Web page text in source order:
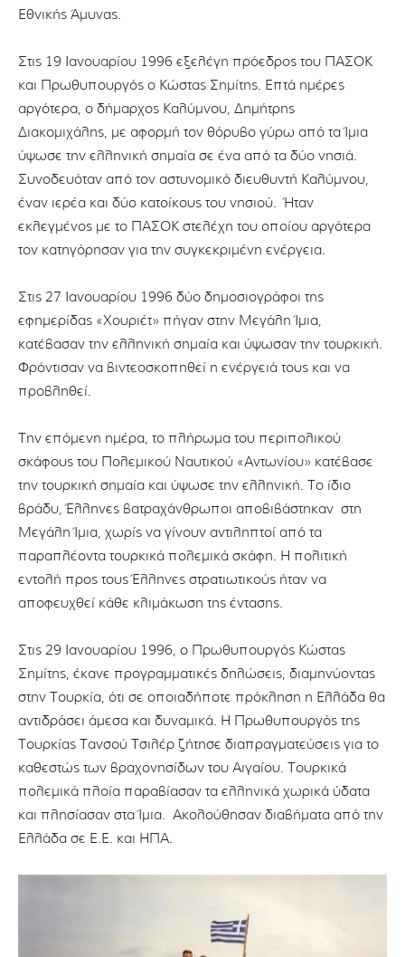
Εθνικής Άμυνας.
Στις 19 Ιανουαρίου 1996 εξελέγη πρόεδρος του ΠΑΣΟΚ
και Πρωθυπουργός ο Κώστας Σημίτης. Επτά ημέρες
αργότερα, ο δήμαρχος Καλύμνου, Δημήτρης
Διακομιχάλης, με αφορμή τον θόρυβο γύρω από τα Ίμια
ύψωσε την ελληνική σημαία σε ένα από τα δύο νησιά.
Συνοδευόταν από τον αστυνομικό διευθυντή Καλύμνου,
έναν ιερέα και δύο κατοίκους του νησιού. Ήταν
εκλεγμένος με το ΠΑΣΟΚ στελέχη του οποίου αργότερα
τον κατηγόρησαν για την συγκεκριμένη ενέργεια.
Στις 27 Ιανουαρίου 1996 δύο δημοσιογράφοι της
εφημερίδας «Χουριέτ» πήγαν στην Μεγάλη Ίμια,
κατέβασαν την ελληνική σημαία και ύψωσαν την τουρκική.
Φρόντισαν να βιντεοσκοπηθεί η ενέργειά τους και να
προβληθεί.
Την επόμενη ημέρα, το πλήρωμα του περιπολικού
σκάφους του Πολεμικού Ναυτικού «Αντωνίου» κατέβασε
την τουρκική σημαία και ύψωσε την ελληνική. Το ίδιο
βράδυ, Έλληνες βατραχάνθρωποι αποβιβάστηκαν στη
Μεγάλη Ίμια, χωρίς να γίνουν αντιληπτοί από τα
παραπλέοντα τουρκικά πολεμικά σκάφη. Η πολιτική
εντολή προς τους Έλληνες στρατιωτικούς ήταν να
αποφευχθεί κάθε κλιμάκωση της έντασης.
Στις 29 Ιανουαρίου 1996, ο Πρωθυπουργός Κώστας
Σημίτης, έκανε προγραμματικές δηλώσεις, διαμηνύοντας
στην Τουρκία, ότι σε οποιαδήποτε πρόκληση η Ελλάδα θα
αντιδράσει άμεσα και δυναμικά. Η Πρωθυπουργός της
Τουρκίας Τανσού Τσιλέρ ζήτησε διαπραγματεύσεις για το
καθεστώς των βραχονησίδων του Αιγαίου. Τουρκικά
πολεμικά πλοία παραβίασαν τα ελληνικά χωρικά ύδατα
και πλησίασαν στα Ίμια. Ακολούθησαν διαβήματα από την
Ελλάδα σε Ε.Ε. και ΗΠΑ.